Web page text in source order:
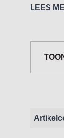
n =
LEES